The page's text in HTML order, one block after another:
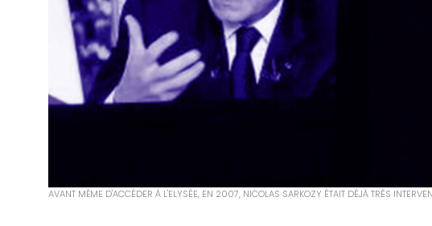
AVANT MÊME D'ACCÉDER À L'ELYSÉE, EN 2007, NICOLAS SARKOZY ÉTAIT DÉJÀ TRÈS